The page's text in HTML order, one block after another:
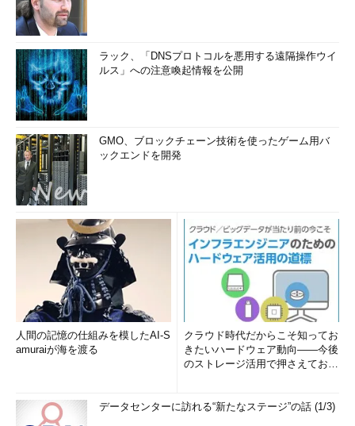
線LANには30をそれぞれメトリック値として指定すればよいだ
ろう。ただしWindows XPでは、100BASE-TXには自動的に20が
割り当てられるので、無線LAN側だけをより大きな値に設定し
て、優先度を下げればよいはずだ。
メトリック値を設定したら、それらが有効になっているかどう
か、コマンドプロンプトから「
おこう。
インタフェースの切り替えにともなう注意点
以上では、100BASE-TXケーブルの抜き差しによるデフォルト
ルートの変更について解説しているが、このケーブルの抜き差し
はいつでも行えるわけではないことに注意していただきたい。そ
の原理を考えると分かるが、これは、100BASE-TXのイーサネッ
トインタフェースを有効にしたり、無効にしたりしている。その
結果、より優先度の低い無線LAN側のルートが無効になったり、
有効になったりして、デフォルトルートが切り替わっている。
無線LANインタフェースに対して割り当てられたIPアドレス
は、システムを起動してから終了するまで（DHCPサーバ側で変
ット側のIPアドレスは、有効になったり、無効になったりする。
もしイーサネット側のIPアドレスを使って動作しているアプリケ
ラック、「DNSプロトコルを悪用する遠隔操作ウイ
ルス」への注意喚起情報を公開
GMO、ブロックチェーン技術を使ったゲーム用バ
ックエンドを開発
人間の記憶の仕組みを模したAI-S
amuraiが海を渡る
クラウド時代だからこそ知ってお
きたいハードウェア動向――今後
のストレージ活用で押さえておき
データセンターに訪れる“新たなステージ”の話 (1/3)